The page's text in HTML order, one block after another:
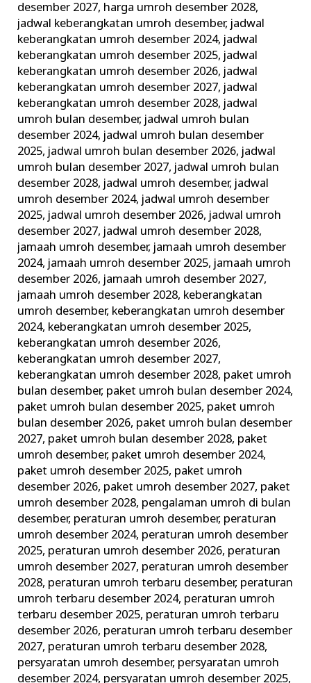
desember 2027, harga umroh desember 2028,
jadwal keberangkatan umroh desember, jadwal
keberangkatan umroh desember 2024, jadwal
keberangkatan umroh desember 2025, jadwal
keberangkatan umroh desember 2026, jadwal
keberangkatan umroh desember 2027, jadwal
keberangkatan umroh desember 2028, jadwal
umroh bulan desember, jadwal umroh bulan
desember 2024, jadwal umroh bulan desember
2025, jadwal umroh bulan desember 2026, jadwal
umroh bulan desember 2027, jadwal umroh bulan
desember 2028, jadwal umroh desember, jadwal
umroh desember 2024, jadwal umroh desember
2025, jadwal umroh desember 2026, jadwal umroh
desember 2027, jadwal umroh desember 2028,
jamaah umroh desember, jamaah umroh desember
2024, jamaah umroh desember 2025, jamaah umroh
desember 2026, jamaah umroh desember 2027,
jamaah umroh desember 2028, keberangkatan
umroh desember, keberangkatan umroh desember
2024, keberangkatan umroh desember 2025,
keberangkatan umroh desember 2026,
keberangkatan umroh desember 2027,
keberangkatan umroh desember 2028, paket umroh
bulan desember, paket umroh bulan desember 2024,
paket umroh bulan desember 2025, paket umroh
bulan desember 2026, paket umroh bulan desember
2027, paket umroh bulan desember 2028, paket
umroh desember, paket umroh desember 2024,
paket umroh desember 2025, paket umroh
desember 2026, paket umroh desember 2027, paket
umroh desember 2028, pengalaman umroh di bulan
desember, peraturan umroh desember, peraturan
umroh desember 2024, peraturan umroh desember
2025, peraturan umroh desember 2026, peraturan
umroh desember 2027, peraturan umroh desember
2028, peraturan umroh terbaru desember, peraturan
umroh terbaru desember 2024, peraturan umroh
terbaru desember 2025, peraturan umroh terbaru
desember 2026, peraturan umroh terbaru desember
2027, peraturan umroh terbaru desember 2028,
persyaratan umroh desember, persyaratan umroh
desember 2024, persyaratan umroh desember 2025,